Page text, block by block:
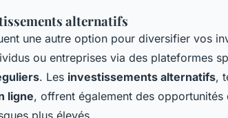
alternatifs
une autre option pour diversifier vos
ou entreprises via des plateformes
. Les investissements alternatifs,
ligne, offrent également des opportunités
plus élevés.